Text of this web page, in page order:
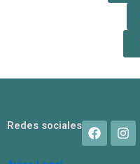
Redes sociales
F
a
I
n